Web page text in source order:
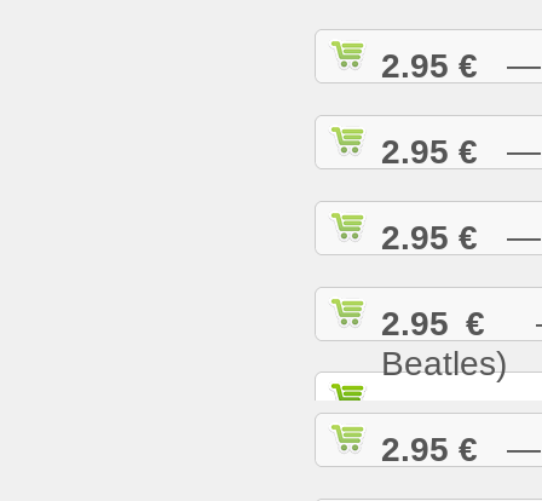
2.95 € —
2.95 € —
2.95 € —
2.95 € —
Beatles)
2.95 € —